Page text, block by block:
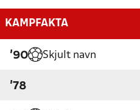
KAMPFAKTA
'90 Skjult navn
'78